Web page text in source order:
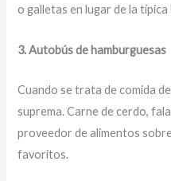
o galletas en lugar de la
3. Autobús de hamburguesas
Cuando se trata de comida
suprema. Carne de cerdo,
proveedor de alimentos
favoritos.